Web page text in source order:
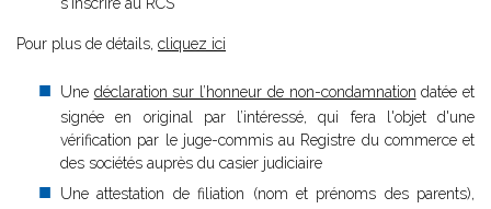
Pour plus de détails, cliquez ici
Une déclaration sur l’honneur de non-condamnation datée et
signée en original par l’intéressé, qui fera l'objet d'une
vérification par le juge-commis au Registre du commerce et
des sociétés auprès du casier judiciaire
Une attestation de filiation (nom et prénoms des parents),